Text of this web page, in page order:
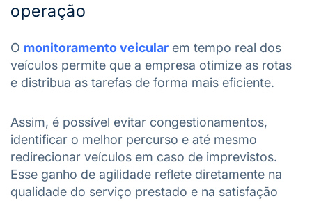
operação
O monitoramento veicular em tempo real dos
veículos permite que a empresa otimize as rotas
e distribua as tarefas de forma mais eficiente.
Assim, é possível evitar congestionamentos,
identificar o melhor percurso e até mesmo
redirecionar veículos em caso de imprevistos.
Esse ganho de agilidade reflete diretamente na
qualidade do serviço prestado e na satisfação